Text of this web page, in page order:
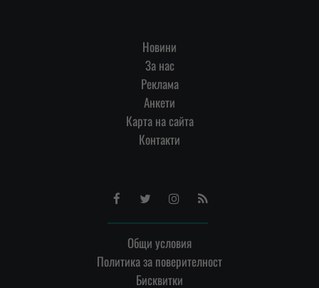
Новини
За нас
Реклама
Анкети
Карта на сайта
Контакти
FacebookTwitterInstagram
RSS
Общи условия
Политика за поверителност
Бисквитки